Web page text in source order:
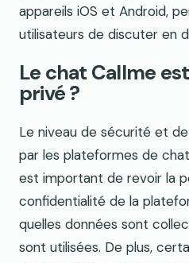
appareils iOS et Android,
utilisateurs de discuter en
Le chat Callme
privé ?
Le niveau de sécurité et
par les plateformes de
est important de revoir la
confidentialité de la
quelles données sont
sont utilisées. De plus,